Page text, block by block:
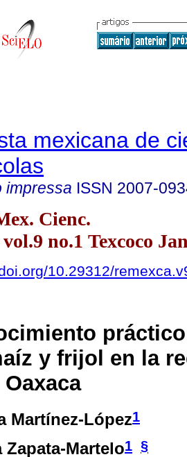
mexicana de
impressa ISSN 2007-
Cienc.
no.1 Texcoco
10.29312/
y frijol en la
Martínez-López1
Zapata-Martelo1 §